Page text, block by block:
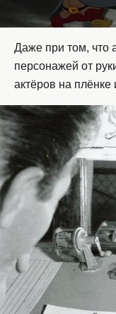
Даже при том, что
персонажей от
актёров на плёнке